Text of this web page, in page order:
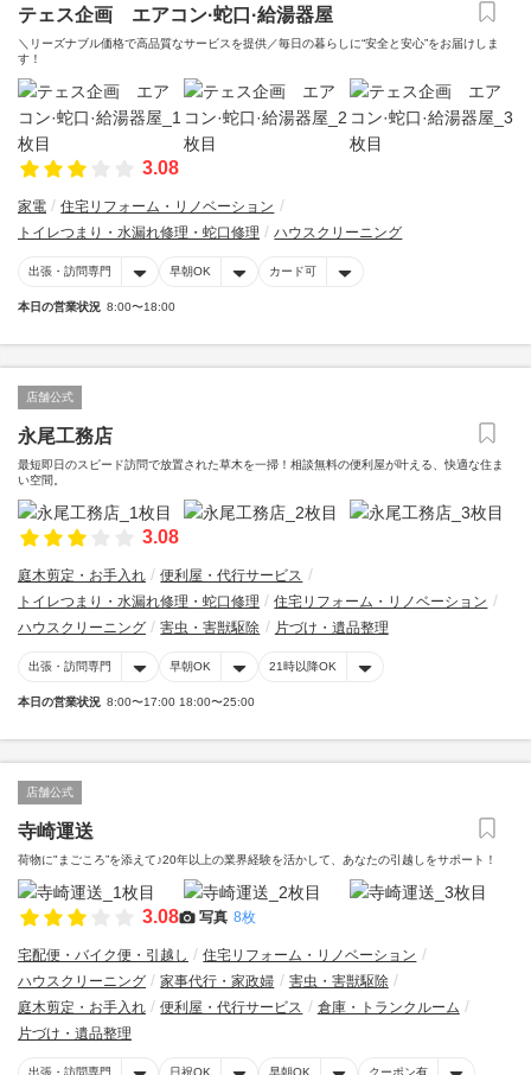
テェス企画 エアコン·蛇口·給湯器屋
＼リーズナブル価格で高品質なサービスを提供／毎日の暮らしに“安全と安心”をお届けしま
す！
3.08
家電
住宅リフォーム・リノベーション
トイレつまり・水漏れ修理・蛇口修理
ハウスクリーニング
出張・訪問専門 早朝OK カード可
本日の営業状況 8:00〜18:00
店舗公式
永尾工務店
最短即日のスピード訪問で放置された草木を一掃！相談無料の便利屋が叶える、快適な住ま
い空間。
3.08
庭木剪定・お手入れ
便利屋・代行サービス
トイレつまり・水漏れ修理・蛇口修理
住宅リフォーム・リノベーション
ハウスクリーニング
害虫・害獣駆除 片づけ・遺品整理
出張・訪問専門 早朝OK 21時以降OK
本日の営業状況 8:00〜17:00 18:00〜25:00
店舗公式
寺崎運送
荷物に"まごころ”を添えて♪20年以上の業界経験を活かして、あなたの引越しをサポート！
3.08 写真 8枚
宅配便・バイク便・引越し
住宅リフォーム・リノベーション
ハウスクリーニング
家事代行・家政婦
害虫・害獣駆除
庭木剪定・お手入れ
便利屋・代行サービス
倉庫・トランクルーム
片づけ・遺品整理
出張・訪問専門 日祝OK 早朝OK クーポン有